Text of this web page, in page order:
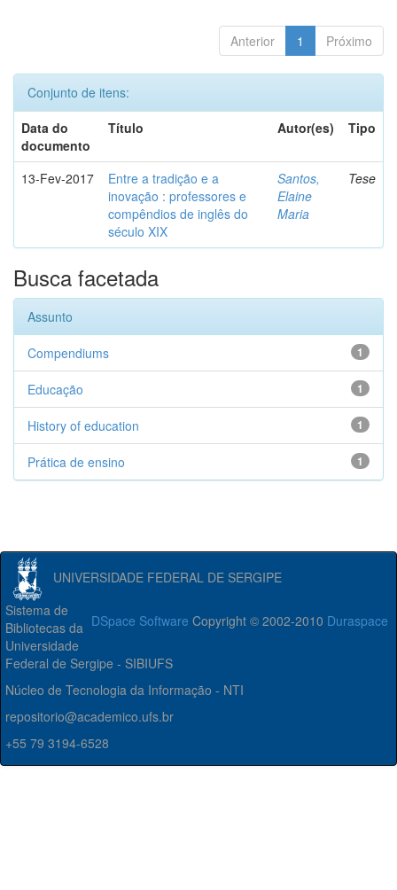
Anterior 1 Próximo
Conjunto de itens:
Data do
documento
Título Autor(es) Tipo
13-Fev-2017
Entre a tradição e a
inovação : professores e
compêndios de inglês do
século XIX
Santos,
Elaine
Maria
Tese
Busca facetada
Assunto
1
Compendiums
1
Educação
1
History of education
1
Prática de ensino
UNIVERSIDADE FEDERAL DE SERGIPE
DSpace Software Copyright © 2002-2010 Duraspace
Sistema de
Bibliotecas da
Universidade
Federal de Sergipe - SIBIUFS
Núcleo de Tecnologia da Informação - NTI
repositorio@academico.ufs.br
+55 79 3194-6528